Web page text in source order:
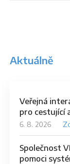
Aktuálně
Veřejná
pro cestující
6. 8. 2026
Společnost
pomoci